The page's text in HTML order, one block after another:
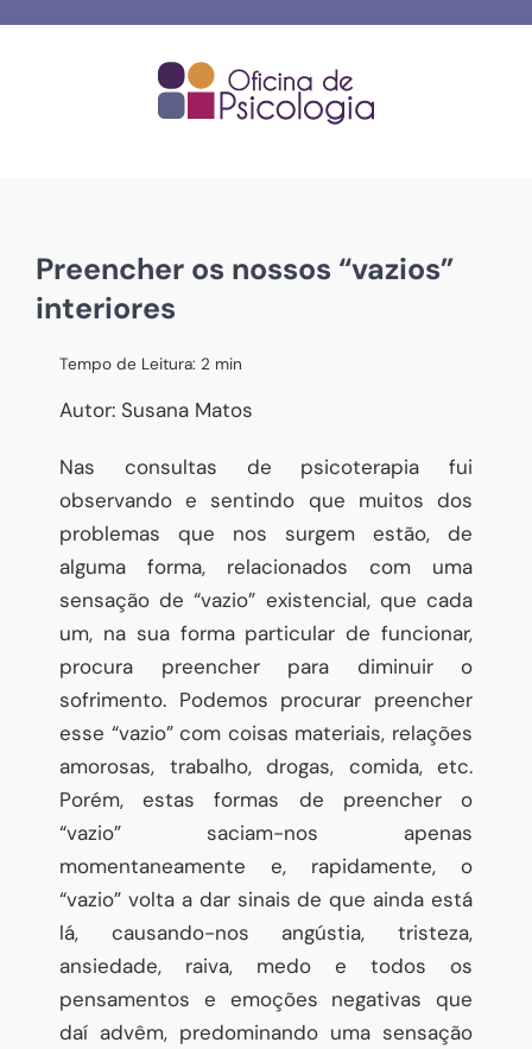
Preencher os nossos “vazios”
interiores
Tempo de Leitura: 2 min
Autor: Susana Matos
Nas consultas de psicoterapia fui
observando e sentindo que muitos dos
problemas que nos surgem estão, de
alguma forma, relacionados com uma
sensação de “vazio” existencial, que cada
um, na sua forma particular de funcionar,
procura preencher para diminuir o
sofrimento. Podemos procurar preencher
esse “vazio” com coisas materiais, relações
amorosas, trabalho, drogas, comida, etc.
Porém, estas formas de preencher o
“vazio” saciam-nos apenas
momentaneamente e, rapidamente, o
“vazio” volta a dar sinais de que ainda está
lá, causando-nos angústia, tristeza,
ansiedade, raiva, medo e todos os
pensamentos e emoções negativas que
daí advêm, predominando uma sensação